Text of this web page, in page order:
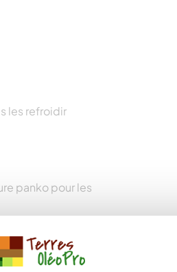
les refroidir
panko pour les
2 minutes.